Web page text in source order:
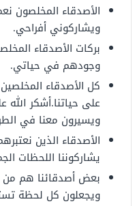
الأصدقاء المخلصون
ويشاركوني أفراحي.
بركات الأصدقاء
وجودهم في حياتي.
كل الأصدقاء المخلصين
على حياتنا.أشكر الله
ويسيرون معنا في
الأصدقاء الذين
يشاركوننا اللحظات
بعض أصدقائنا هم من
ويجعلون كل لحظة